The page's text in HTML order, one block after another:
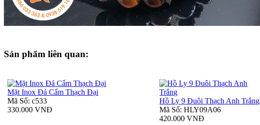
Sản phẩm liên quan:
Mặt Inox Đá Cẩm Thạch Đại
Mã Số: c533
330.000 VNĐ
Hồ Ly 9 Đuôi Thạch Anh Trắng
Mã Số: HLY09A06
420.000 VNĐ